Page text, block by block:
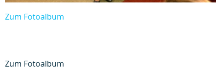
Zum Fotoalbum
Zum Fotoalbum